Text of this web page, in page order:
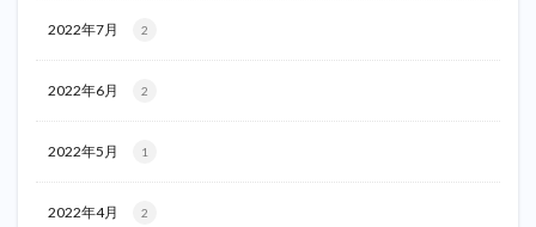
2022年7月 2
2022年6月 2
2022年5月 1
2022年4月 2